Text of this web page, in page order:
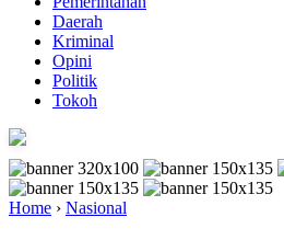
Daerah
Kriminal
Opini
Politik
Tokoh
Home › Nasional